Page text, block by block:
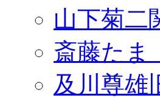
山下菊二
斎藤た
及川尊雄